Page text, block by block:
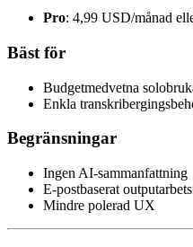
Pro: 4,99 USD/månad
Bäst för
Budgetmedvetna
Enkla
Begränsningar
Ingen AI-sammanfattning
E-postbaserat
Mindre polerad UX